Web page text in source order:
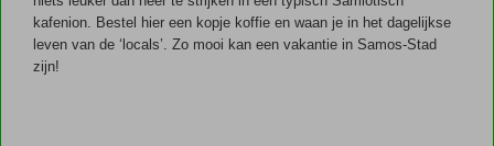
mogelijk
ontbijt
bij te
kafenion. Bestel hier een kopje koffie en waan je in het dagelijkse
leven van de ‘locals’. Zo mooi kan een vakantie in Samos-Stad
zijn!